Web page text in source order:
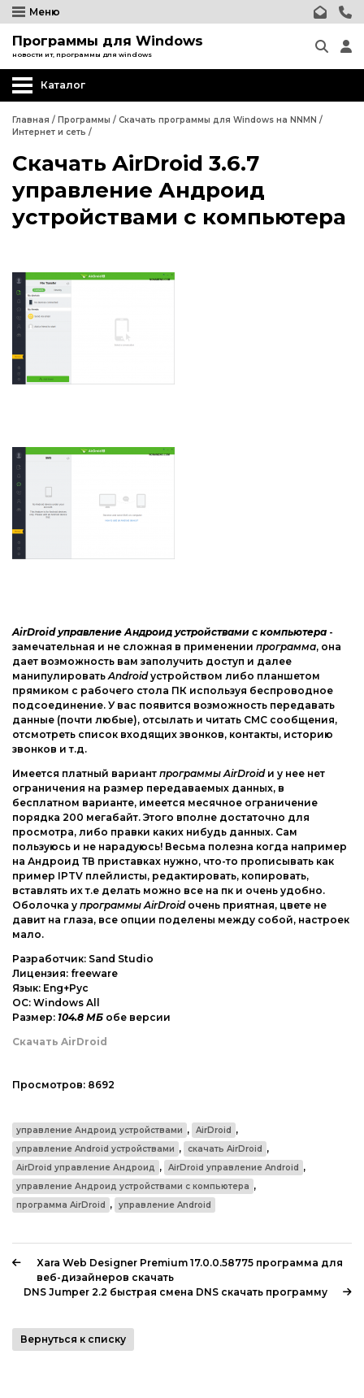
Меню
Программы для Windows
новости ит, программы для windows
Каталог
Другие программы
Программы для Бизнеса
Дизайн - графика
Обработка текста
Образование
Другие ОС
Драйвера
Главная / Программы / Скачать программы для Windows на NNMN /
Интернет и сеть /
Скачать AirDroid 3.6.7
управление Андроид
устройствами с компьютера
AirDroid управление Андроид устройствами с компьютера -
замечательная и не сложная в применении программа, она
дает возможность вам заполучить доступ и далее
манипулироватьAndroidустройством либо планшетом
прямиком с рабочего стола ПК используя беспроводное
подсоединение. У вас появится возможность передавать
данные (почти любые), отсылать и читать СМС сообщения,
отсмотреть список входящих звонков, контакты, историю
звонков и т.д.
Имеется платный вариант программы AirDroidи у нее нет
ограничения на размер передаваемых данных, в
бесплатном варианте, имеется месячное ограничение
порядка 200 мегабайт. Этого вполне достаточно для
просмотра, либо правки каких нибудь данных. Сам
пользуюсь и не нарадуюсь! Весьма полезна когда например
на Андроид ТВ приставках нужно, что-то прописывать как
пример IPTV плейлисты, редактировать, копировать,
вставлять их т.е делать можно все на пк и очень удобно.
Оболочка у программы AirDroidочень приятная, цвете не
давит на глаза, все опции поделены между собой, настроек
мало.
Разработчик: Sand Studio
Лицензия: freeware
Язык: Eng+Рус
ОС: Windows All
Размер: 104.8 МБ обе версии
Скачать AirDroid
Просмотров: 8692
управление Андроид устройствами , AirDroid ,
управление Android устройствами , скачать AirDroid ,
AirDroid управление Андроид , AirDroid управление Android ,
управление Андроид устройствами с компьютера ,
программа AirDroid , управление Android
Xara Web Designer Premium 17.0.0.58775 программа для
веб-дизайнеров скачать
DNS Jumper 2.2 быстрая смена DNS скачать программу
Вернуться к списку
Другие программы
Программы для Бизнеса
Дизайн - графика